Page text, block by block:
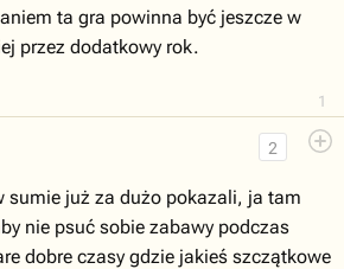
1
ta gra powinna być jeszcze w
przez dodatkowy rok.
2
sumie już za dużo pokazali, ja tam
nie psuć sobie zabawy podczas
dobre czasy gdzie jakieś szczątkowe